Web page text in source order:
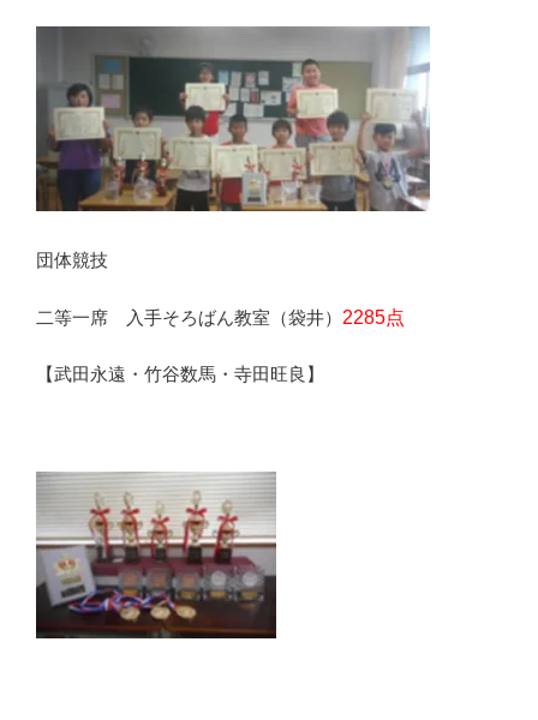
団体競技
二等一席 入手そろばん教室（袋井） 2285点
【武田永遠・竹谷数馬・寺田旺良】